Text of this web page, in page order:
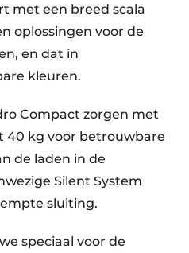
met een breed scala
oplossingen voor de
en dat in
kleuren.
Compact zorgen met
40 kg voor betrouwbare
de laden in de
Silent System
sluiting.
speciaal voor de